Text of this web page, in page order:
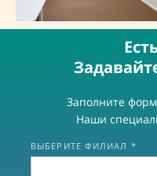
Заполните
Наши
ВЫБЕРИТЕ ФИЛИАЛ *